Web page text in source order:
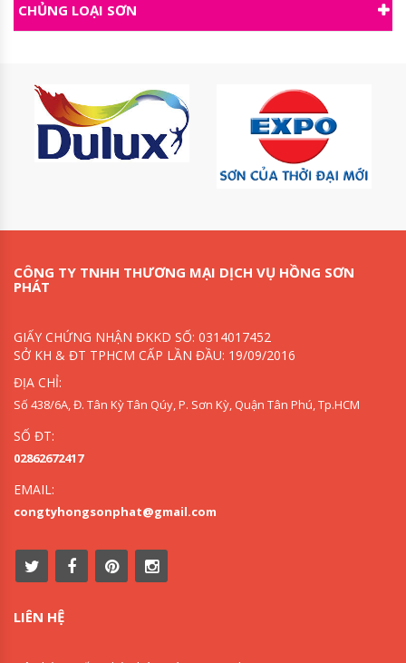
CHỦNG LOẠI SƠN
CÔNG TY TNHH THƯƠNG MẠI DỊCH VỤ HỒNG SƠN
PHÁT
GIẤY CHỨNG NHẬN ĐKKD SỐ: 0314017452
SỞ KH & ĐT TPHCM CẤP LẦN ĐẦU: 19/09/2016
ĐỊA CHỈ:
Số 438/6A, Đ. Tân Kỳ Tân Qúy, P. Sơn Kỳ, Quận Tân Phú, Tp.HCM
SỐ ĐT:
02862672417
EMAIL:
congtyhongsonphat@gmail.com
LIÊN HỆ